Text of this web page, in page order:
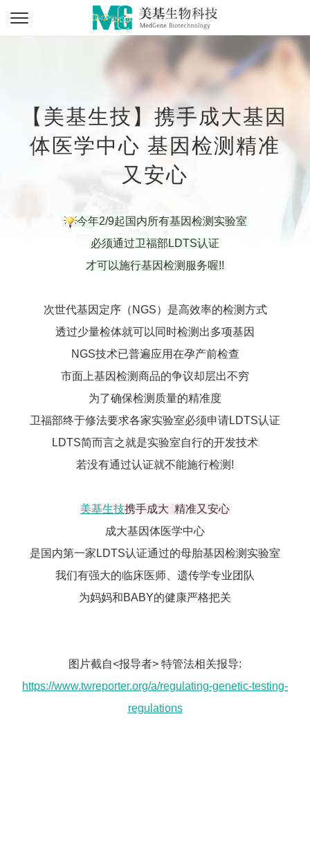
【美基生技】携手成大基因
体医学中心 基因检测精准
又安心
今年2/9起国内所有基因检测实验室
必须通过卫福部LDTS认证
才可以施行基因检测服务喔!!
次世代基因定序（NGS）是高效率的检测方式
透过少量检体就可以同时检测出多项基因
NGS技术已普遍应用在孕产前检查
市面上基因检测商品的争议却层出不穷
为了确保检测质量的精准度
卫福部终于修法要求各家实验室必须申请LDTS认证
LDTS简而言之就是实验室自行的开发技术
若没有通过认证就不能施行检测!
美基生技携手成大 精准又安心
成大基因体医学中心
是国内第一家LDTS认证通过的母胎基因检测实验室
我们有强大的临床医师、遗传学专业团队
为妈妈和BABY的健康严格把关
图片截自<报导者> 特管法相关报导:
https://www.twreporter.org/a/regulating-genetic-testing-
regulations